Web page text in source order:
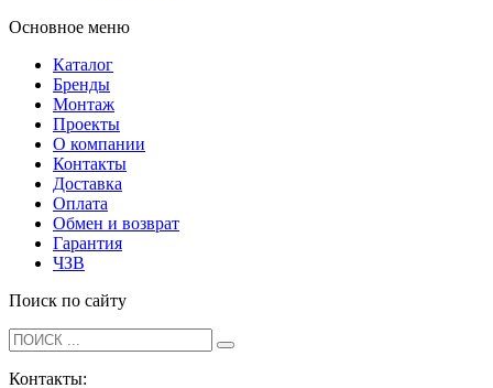
Основное меню
Каталог
Бренды
Монтаж
Проекты
О компании
Контакты
Доставка
Оплата
Обмен и возврат
Гарантия
ЧЗВ
Поиск по сайту
Контакты: